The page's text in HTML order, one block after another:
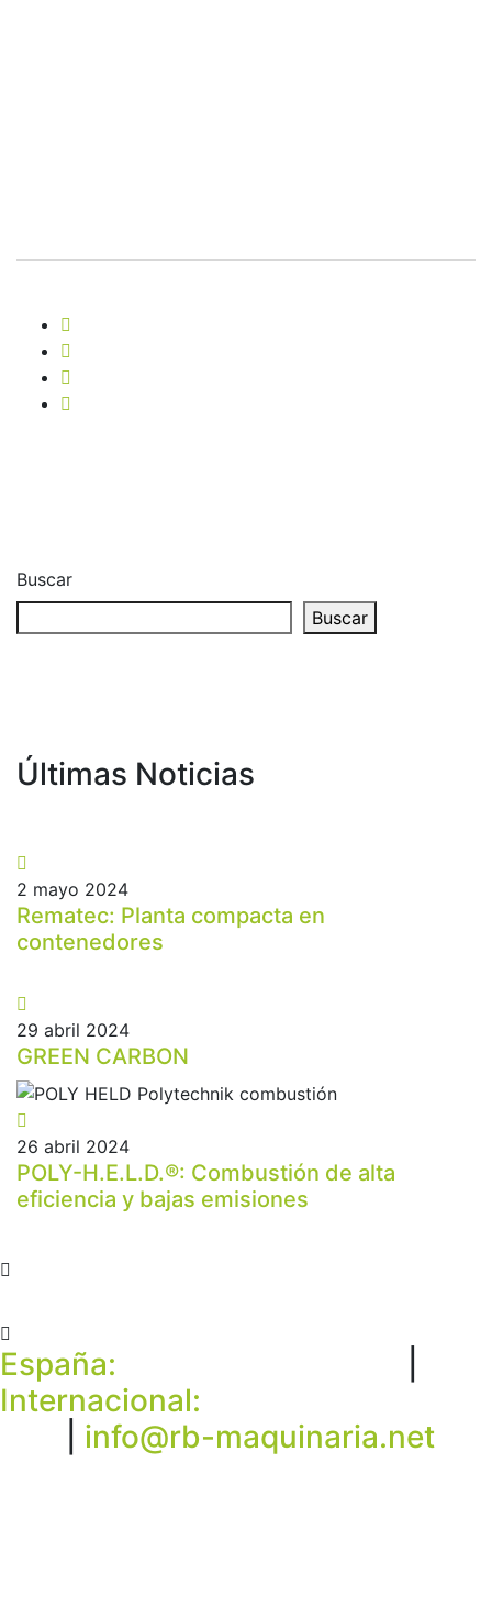
Buscar
Buscar
Últimas Noticias
2 mayo 2024
Rematec: Planta compacta en
contenedores
29 abril 2024
GREEN CARBON
26 abril 2024
POLY-H.E.L.D.®: Combustión de alta
eficiencia y bajas emisiones
España:
Internacional:
info@rb-maquinaria.net